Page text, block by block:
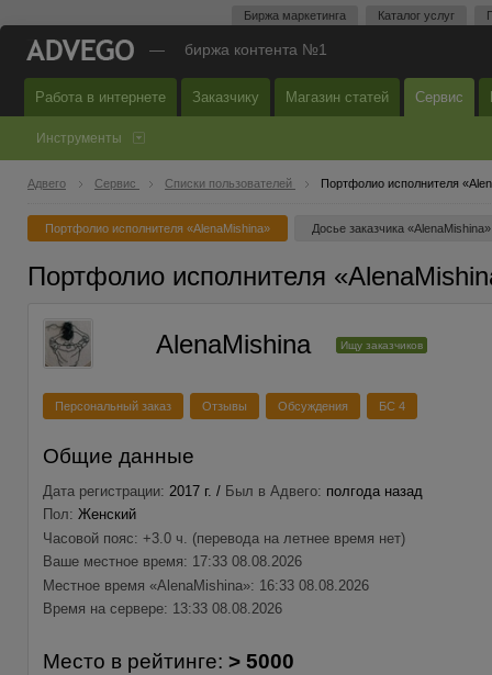
Биржа маркетинга Каталог услуг
— биржа контента №1
Работа в интернете Заказчику Магазин статей Сервис
Инструменты
Адвего Сервис Списки пользователей Портфолио исполнителя
Портфолио исполнителя «AlenaMishina» Досье заказчика «AlenaMishina»
Портфолио исполнителя
AlenaMishina Ищу заказчиков
Персональный заказ Отзывы Обсуждения БС 4
Общие данные
Дата регистрации: 2017 г. / Был в Адвего: полгода назад
Пол: Женский
Часовой пояс: +3.0 ч. (перевода на летнее время нет)
Ваше местное время: 17:33 08.08.2026
Местное время «AlenaMishina»: 16:33 08.08.2026
Время на сервере: 13:33 08.08.2026
Место в рейтинге: > 5000